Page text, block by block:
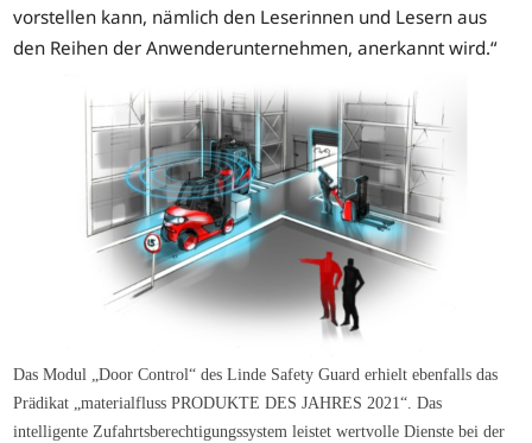
vorstellen kann, nämlich den Leserinnen und Lesern aus
den Reihen der Anwenderunternehmen, anerkannt wird.“
Das Modul „Door Control“ des Linde Safety Guard erhielt ebenfalls das
Prädikat „materialfluss PRODUKTE DES JAHRES 2021“. Das
intelligente Zufahrtsberechtigungssystem leistet wertvolle Dienste bei der